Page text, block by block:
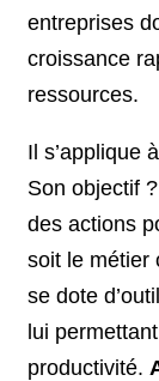
entreprises
croissance
ressources.
Il s’applique
Son objectif
des actions
soit le métier
se dote
lui
productivité.